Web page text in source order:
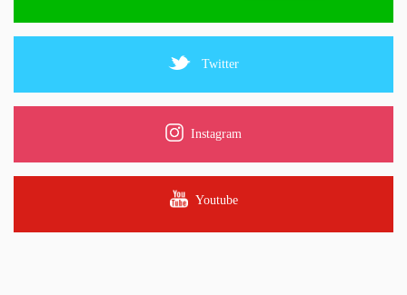
Twitter
Instagram
Youtube